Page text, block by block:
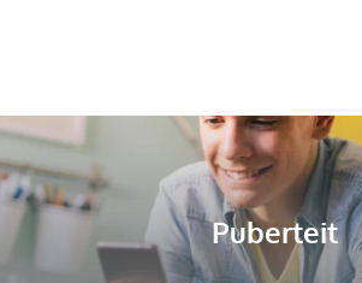
Puberteit